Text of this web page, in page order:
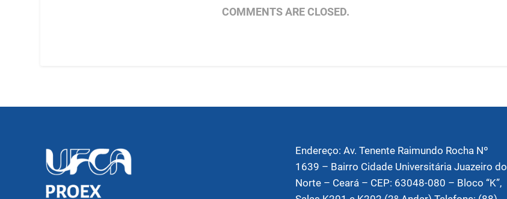
COMMENTS ARE CLOSED.
Endereço: Av. Tenente Raimundo Rocha Nº
1639 – Bairro Cidade Universitária Juazeiro do
Norte – Ceará – CEP: 63048-080 – Bloco “K”,